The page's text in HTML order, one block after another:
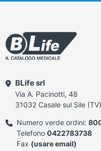
BLife srl
Via A. Pacinotti, 48
31032 Casale sul Sile
Numero verde ordini:
Telefono 0422783738
Fax (usare email)